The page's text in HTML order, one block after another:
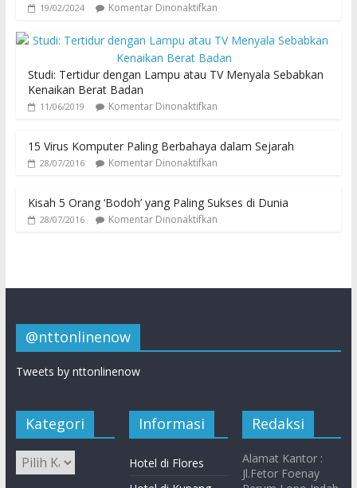
19/02/2024 Komentar Dinonaktifkan
Studi: Tertidur dengan Lampu atau TV Menyala Sebabkan
Kenaikan Berat Badan
11/06/2019 Komentar Dinonaktifkan
15 Virus Komputer Paling Berbahaya dalam Sejarah
28/07/2016 Komentar Dinonaktifkan
Kisah 5 Orang ‘Bodoh’ yang Paling Sukses di Dunia
28/07/2016 Komentar Dinonaktifkan
@nttonlinenow
Tweets by nttonlinenow
Kategori Informasi
Hotel di Flores
Redaksi
Alamat Kantor :
Jl.Fetor Foenay